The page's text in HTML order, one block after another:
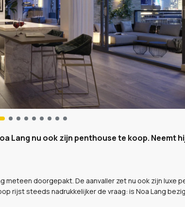
Lang nu ook zijn penthouse te koop. Neemt
meteen doorgepakt. De aanvaller zet nu ook zijn luxe
rijst steeds nadrukkelijker de vraag: is Noa Lang